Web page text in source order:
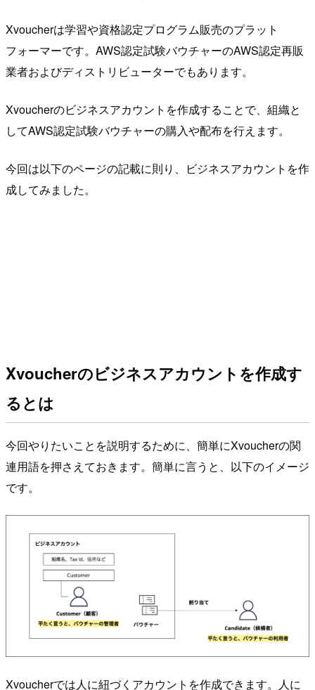
Xvoucherは学習や資格認定プログラム販売のプラット
フォーマーです。AWS認定試験バウチャーのAWS認定再販
業者およびディストリビューターでもあります。
Xvoucherのビジネスアカウントを作成することで、組織と
してAWS認定試験バウチャーの購入や配布を行えます。
今回は以下のページの記載に則り、ビジネスアカウントを作
成してみました。
Xvoucherのビジネスアカウントを作成す
るとは
今回やりたいことを説明するために、簡単にXvoucherの関
連用語を押さえておきます。簡単に言うと、以下のイメージ
です。
Xvoucherでは人に紐づくアカウントを作成できます。人に